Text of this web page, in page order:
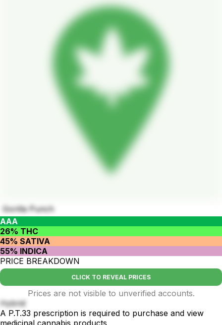
Gorilla Punch
AAA
26% THC
45% SATIVA
55% INDICA
PRICE BREAKDOWN
CLICK TO REVEAL PRICES
Prices are not visible to unverified accounts.
Hybrid
A P.T.33 prescription is required to purchase and view
medicinal cannabis products